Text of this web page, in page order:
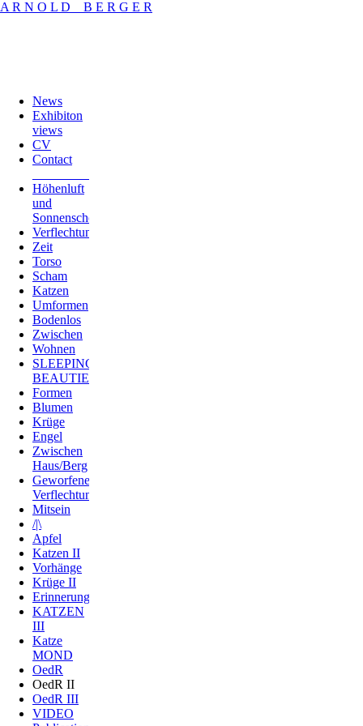
A R N O L D _ B E R G E R
News
Exhibiton
views
CV
Contact
Höhenluft
und
Sonnenschein
Verflechtungen
Zeit
Torso
Scham
Katzen
Umformen
Bodenlos
Zwischen
Wohnen
SLEEPING
BEAUTIES
Formen
Blumen
Krüge
Engel
Zwischen
Haus/Berg
Geworfene
Verflechtung
Mitsein
/|\
Apfel
Katzen II
Vorhänge
Krüge II
Erinnerung
KATZEN
III
Katze
MOND
OedR
OedR II
OedR III
VIDEO